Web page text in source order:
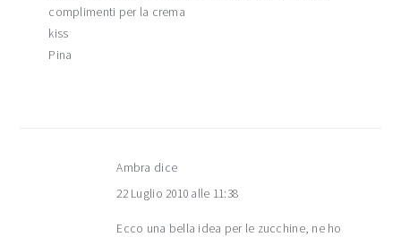
complimenti per la crema
kiss
Pina
Ambra dice
22 Luglio 2010 alle 11:38
Ecco una bella idea per le zucchine, ne ho